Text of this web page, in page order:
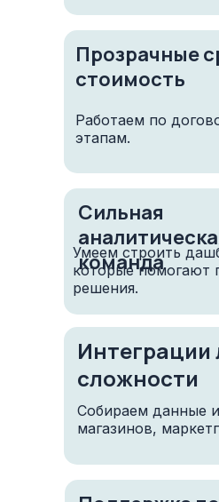
Сильная
команда
Умеем строить
которые помогают
решения.
Интеграции
сложности
Собираем данные
магазинов,
Прозрачные
стоимость
Работаем по
этапам.
Связаться
Москва, Варшавское шоссе, 28А
Самара, Московское шоссе, 55, оф.
info@business-i24.ru
+7(499) 350-41-18
Business-i24Профессиональное внедрение
напишите нам в МАКС